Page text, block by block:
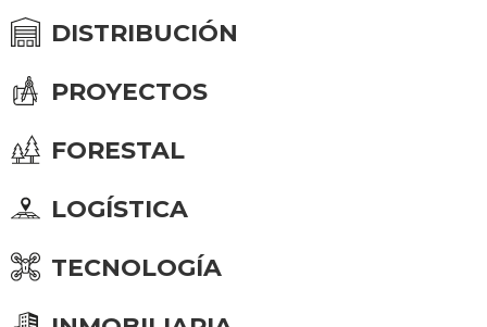
DISTRIBUCIÓN
PROYECTOS
FORESTAL
LOGÍSTICA
TECNOLOGÍA